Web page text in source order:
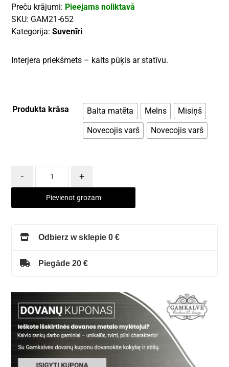
Preču krājumi: Pieejams noliktavā
SKU: GAM21-652
Kategorija:Suvenīri
Interjera priekšmets – kalts pūķis ar statīvu.
Produkta krāsa Balta matēta Melns
Misiņš
Novecojis varš
Novecojis varš
- +
Pievienot grozam
Odbierz w sklepie 0 €
Piegāde 20 €